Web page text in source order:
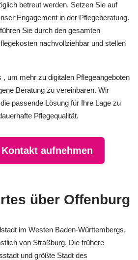
betreut werden. Setzen Sie auf
Engagement in der Pflegeberatung.
Sie durch den gesamten
nachvollziehbar und stellen
, um mehr zu digitalen Pflegeangeboten
Beratung zu vereinbaren. Wir
passende Lösung für Ihre Lage zu
Pflegequalität.
aufnehmen
über Offenburg
im Westen Baden-Württembergs,
von Straßburg. Die frühere
und größte Stadt des